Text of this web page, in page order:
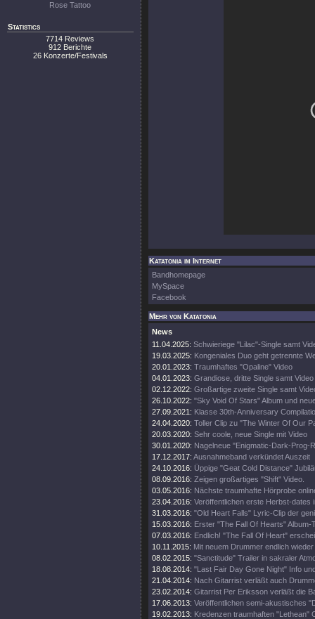
Rose Tattoo
Statistics
7714 Reviews
912 Berichte
26 Konzerte/Festivals
Katatonia im Internet
Bandhomepage
MySpace
Facebook
Mehr von Katatonia
News
11.04.2025: Schwieriege "Lilac"-Single samt
19.03.2025: Kongeniales Duo geht getrennte
20.01.2023: Traumhaftes "Opaline" Video
04.01.2023: Grandiose, dritte Single samt Video
02.12.2022: Großartige zweite Single samt
26.10.2022: "Sky Void Of Stars" Album und
27.09.2021: Klasse 30th-Anniversary
24.04.2020: Toller Clip zu "The Winter Of Our
20.03.2020: Sehr coole, neue Single mit Video
30.01.2020: Nagelneue "Enigmatic-Dark-Prog-
17.12.2017: Ausnahmeband verkündet Auszeit
24.10.2016: Üppige "Geat Cold Distance"
08.09.2016: Zeigen großartiges "Shift" Video.
03.05.2016: Nächste traumhafte Hörprobe
23.04.2016: Veröffentlichen erste Herbst-dates
31.03.2016: "Old Heart Falls" Lyric-Clip der
15.03.2016: Erster "The Fall Of Hearts" Album-
07.03.2016: Endlich! "The Fall Of Heart"
10.11.2015: Mit neuem Drummer endlich
08.02.2015: "Sanctitude" Trailer in sakraler
18.08.2014: "Last Fair Day Gone Night" Info
21.04.2014: Nach Gitarrist verläßt auch
23.02.2014: Gitarrist Per Eriksson verläßt die
17.06.2013: Veröffentlichen semi-akustisches
19.02.2013: Kredenzen traumhaften "Lethean"